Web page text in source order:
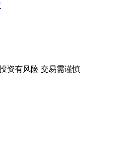
资有风险 交易需谨慎